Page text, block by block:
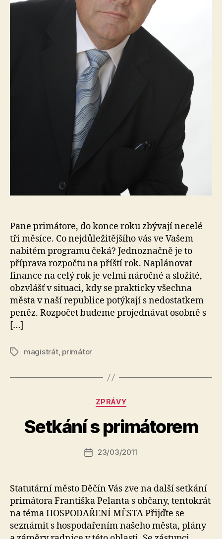
Pane primátore, do konce roku zbývají necelé
tři měsíce. Co nejdůležitějšího vás ve Vašem
nabitém programu čeká? Jednoznačně je to
příprava rozpočtu na příští rok. Naplánovat
finance na celý rok je velmi náročné a složité,
obzvlášť v situaci, kdy se prakticky všechna
města v naší republice potýkají s nedostatkem
peněz. Rozpočet budeme projednávat osobně s
[…]
Štítkymagistrát, primátor
Rubriky
ZPRÁVY
Setkání s primátorem
Autor
příspěvku
t
o
k
k
Datum
23/03/2011
Statutární město Děčín Vás zve na další setkání
primátora Františka Pelanta s občany, tentokrát
na téma HOSPODAŘENÍ MĚSTA Přijďte se
seznámit s hospodařením našeho města, plány